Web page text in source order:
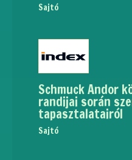
Sajtó
Schmuck Andor
randijai során
tapasztalatairól
Sajtó